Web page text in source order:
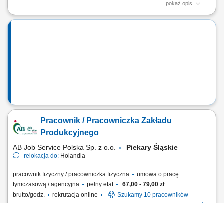
pokaż opis
Opis stanowiska Kompleksowe przyrządzanie oraz estetyczne
Pracownik / Pracowniczka Zakładu
Produkcyjnego
AB Job Service Polska Sp. z o.o. Piekary Śląskie
relokacja do: Holandia
pracownik fizyczny / pracowniczka fizyczna
umowa o pracę
tymczasową / agencyjna
pełny etat
67,00 - 79,00 zł
brutto/godz.
rekrutacja online Szukamy 10 pracowników